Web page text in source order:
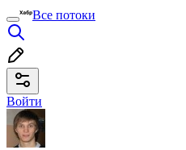
Все потоки
Войти